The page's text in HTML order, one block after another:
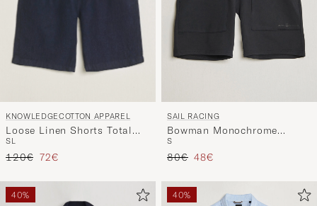
KNOWLEDGECOTTON APPAREL
Loose Linen Shorts Total
Eclipse
SL
Regulärer Preis
120€ Reduzierter Preis
72€
SAIL RACING
Bowman Monochrome
Sweatshorts Carbon
S
Regulärer Preis
80€ Reduzierter Preis
48€
40% 40%